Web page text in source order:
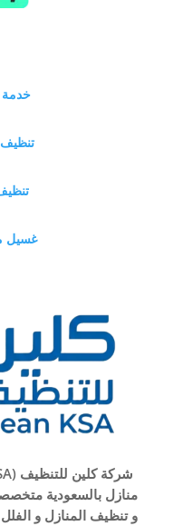
خدمة
تنظيف
غسيل
منازل بالسعودية
و تنظيف المنازل و